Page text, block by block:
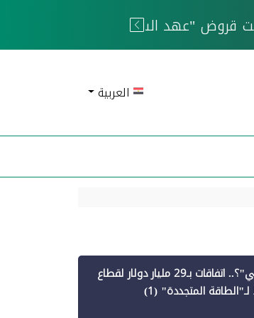
العربية
أين ذهبت قروض "عهد السيسي"؟.. اتفاقات بـ29 مليار دولار لقطاع